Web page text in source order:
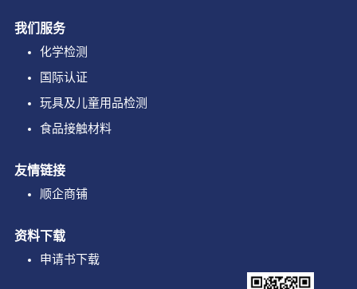
我们服务
化学检测
国际认证
玩具及儿童用品检测
食品接触材料
友情链接
顺企商铺
资料下载
申请书下载